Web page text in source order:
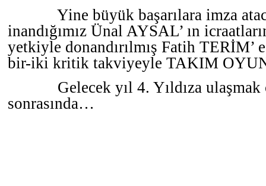
Yine büyük başarılara imza
inandığımız Ünal AYSAL’ ın
yetkiyle donandırılmış Fatih TERİM’
bir-iki kritik takviyeyle TAKIM
Gelecek yıl 4. Yıldıza
sonrasında…